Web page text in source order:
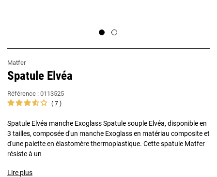
Matfer
Spatule Elvéa
Référence : 0113525
7
Spatule Elvéa manche Exoglass Spatule souple Elvéa, disponible en
3 tailles, composée d'un manche Exoglass en matériau composite et
d'une palette en élastomère thermoplastique. Cette spatule Matfer
résiste à un
Lire plus